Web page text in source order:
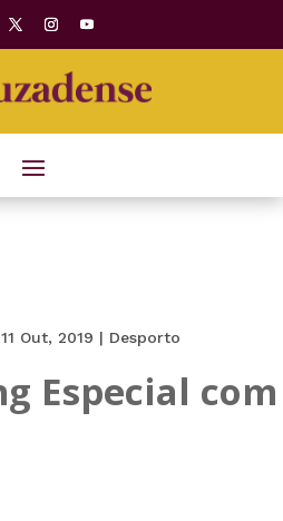
11 Out, 2019 | Desporto
Especial com